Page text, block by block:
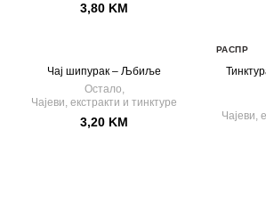
3,80 KM
Чај шипурак – Љбиље
Остало,
Чајеви, екстракти и тинктуре
3,20 KM
РАСПР
О
Чајеви,